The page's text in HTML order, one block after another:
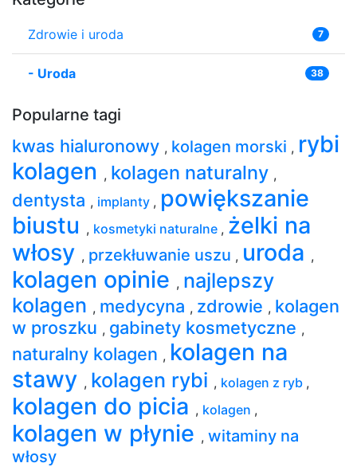
Zdrowie i uroda 7
- Uroda 38
Popularne tagi
kwas hialuronowy , kolagen morski , rybi
kolagen , kolagen naturalny ,
dentysta , implanty , powiększanie
biustu , kosmetyki naturalne , żelki na
włosy , przekłuwanie uszu , uroda ,
kolagen opinie , najlepszy
kolagen , medycyna , zdrowie , kolagen
w proszku , gabinety kosmetyczne ,
naturalny kolagen , kolagen na
stawy , kolagen rybi , kolagen z ryb ,
kolagen do picia , kolagen ,
kolagen w płynie , witaminy na
włosy